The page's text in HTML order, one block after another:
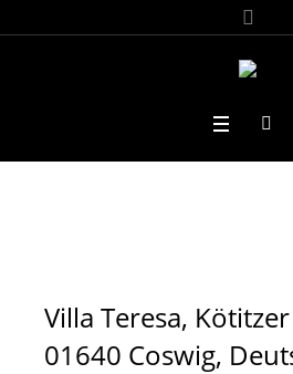
Villa Teresa,
01640 Coswig,